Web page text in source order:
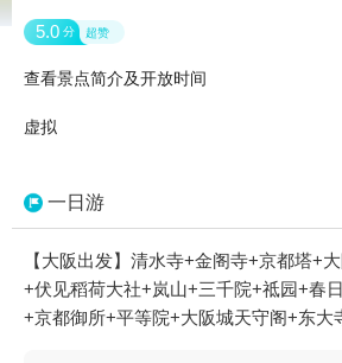
5.0 分 超赞
查看景点简介及开放时间
虚拟
一日游
【大阪出发】清水寺+金阁寺+京都塔+
+伏见稻荷大社+岚山+三千院+祗园+春
+京都御所+平等院+大阪城天守阁+东大